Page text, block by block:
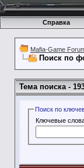
Справка
Mafia-Game
Поиск по
Тема поиска -
Поиск по
Ключевые